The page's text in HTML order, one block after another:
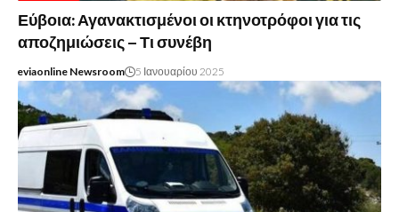
Εύβοια: Αγανακτισμένοι οι κτηνοτρόφοι για τις
αποζημιώσεις – Τι συνέβη
eviaonline Newsroom 5 Ιανουαρίου 2025